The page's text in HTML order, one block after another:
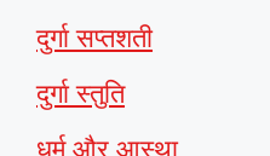
दुर्गा सप्तशती
दुर्गा स्तुति
धर्म और आस्था